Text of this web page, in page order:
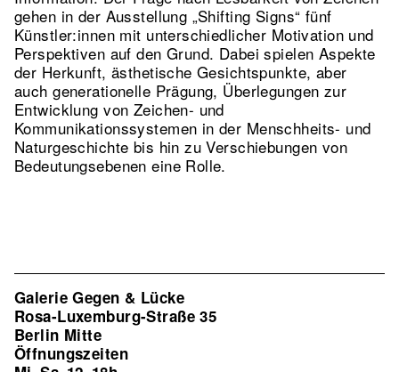
gehen in der Ausstellung „Shifting Signs“ fünf
Künstler:innen mit unterschiedlicher Motivation und
Perspektiven auf den Grund. Dabei spielen Aspekte
der Herkunft, ästhetische Gesichtspunkte, aber
auch generationelle Prägung, Überlegungen zur
Entwicklung von Zeichen- und
Kommunikationssystemen in der Menschheits- und
Naturgeschichte bis hin zu Verschiebungen von
Bedeutungsebenen eine Rolle.
Galerie Gegen & Lücke
Rosa-Luxemburg-Straße 35
Berlin Mitte
Öffnungszeiten